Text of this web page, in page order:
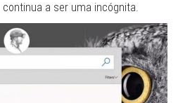
a ser uma incógnita.